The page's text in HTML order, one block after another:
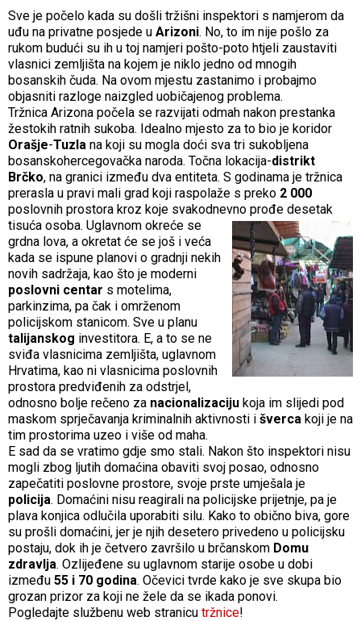
Sve je počelo kada su došli tržišni inspektori s namjerom da
uđu na privatne posjede u Arizoni. No, to im nije pošlo za
rukom budući su ih u toj namjeri pošto-poto htjeli zaustaviti
vlasnici zemljišta na kojem je niklo jedno od mnogih
bosanskih čuda. Na ovom mjestu zastanimo i probajmo
objasniti razloge naizgled uobičajenog problema.
Tržnica Arizona počela se razvijati odmah nakon prestanka
žestokih ratnih sukoba. Idealno mjesto za to bio je koridor
Orašje-Tuzla na koji su mogla doći sva tri sukobljena
bosanskohercegovačka naroda. Točna lokacija-distrikt
Brčko, na granici između dva entiteta. S godinama je tržnica
prerasla u pravi mali grad koji raspolaže s preko 2 000
poslovnih prostora kroz koje svakodnevno prođe desetak
tisuća osoba. Uglavnom okreće se
grdna lova, a okretat će se još i veća
kada se ispune planovi o gradnji nekih
novih sadržaja, kao što je moderni
poslovni centar s motelima,
parkinzima, pa čak i omrženom
policijskom stanicom. Sve u planu
talijanskog investitora. E, a to se ne
sviđa vlasnicima zemljišta, uglavnom
Hrvatima, kao ni vlasnicima poslovnih
prostora predviđenih za odstrjel,
odnosno bolje rečeno za nacionalizaciju koja im slijedi pod
maskom sprječavanja kriminalnih aktivnosti i šverca koji je na
tim prostorima uzeo i više od maha.
E sad da se vratimo gdje smo stali. Nakon što inspektori nisu
mogli zbog ljutih domaćina obaviti svoj posao, odnosno
zapečatiti poslovne prostore, svoje prste umješala je
policija. Domaćini nisu reagirali na policijske prijetnje, pa je
plava konjica odlučila uporabiti silu. Kako to obično biva, gore
su prošli domaćini, jer je njih desetero privedeno u policijsku
postaju, dok ih je četvero završilo u brčanskom Domu
zdravlja. Ozlijeđene su uglavnom starije osobe u dobi
između 55 i 70 godina. Očevici tvrde kako je sve skupa bio
grozan prizor za koji ne žele da se ikada ponovi.
Pogledajte službenu web stranicu tržnice!